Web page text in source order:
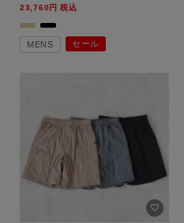
不可】
23,760 税込
MENS セール